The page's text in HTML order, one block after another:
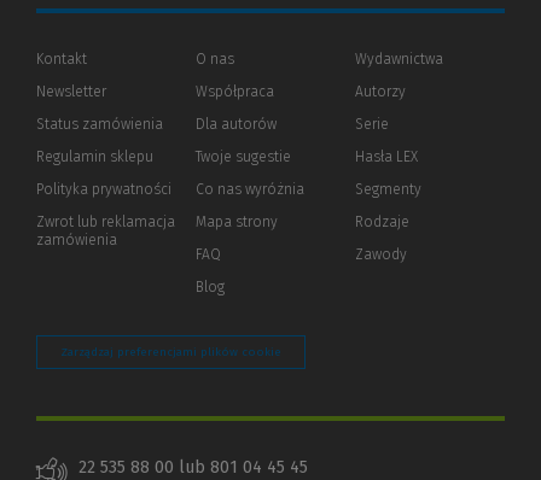
Kontakt
Newsletter
Status zamówienia
Regulamin sklepu
Polityka prywatności (Nowe
(Link
innej
Zwrot lub reklamacja
zamówienia
O nas
Współpraca
Dla autorów(Nowe
(Link
innej
strony)
Twoje sugestie
Co nas wyróżnia
Mapa strony
FAQ
Blog
Wydawnictwa
Autorzy
Serie
Hasła LEX
Segmenty
Rodzaje
Zawody
Zarządzaj preferencjami plików cookie
22 535 88 00 lub 801 04 45 45